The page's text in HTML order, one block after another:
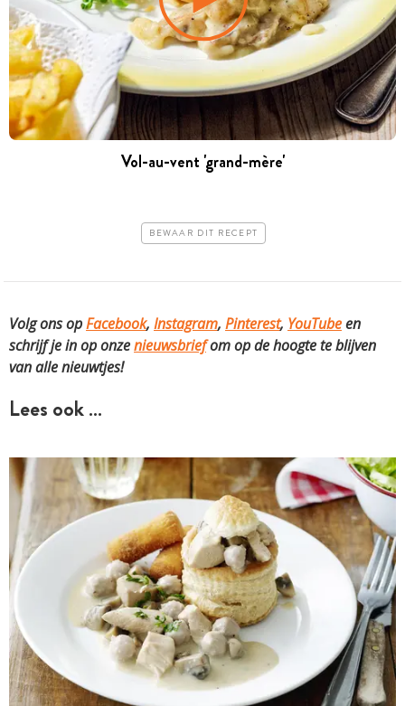
Vol-au-vent 'grand-mère'
BEWAAR DIT RECEPT
Volg ons opFacebook, Instagram, Pinterest, YouTubeen
schrijf je in op onzenieuwsbriefom op de hoogte te blijven
van alle nieuwtjes!
Lees ook …